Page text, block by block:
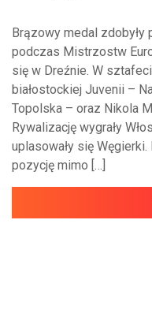
Brązowy medal
podczas Mistrzostw
się w Dreźnie. W
białostockiej Juvenii –
Topolska – oraz Nikola
Rywalizację wygrały
uplasowały się
pozycję mimo […]